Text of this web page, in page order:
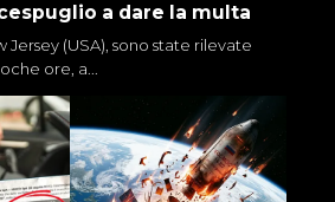
a dare la multa
Jersey (USA), sono state rilevate
ore, a...